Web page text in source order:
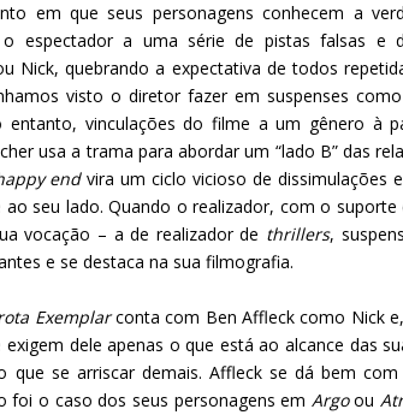
em que seus personagens conhecem a
espectador a uma série de pistas falsas e
Nick, quebrando a expectativa de todos
visto o diretor fazer em suspenses como
entanto, vinculações do filme a um gênero à
usa a trama para abordar um “lado B” das
endvira um ciclo vicioso de dissimulações
seu lado. Quando o realizador, com o
vocação – a de realizador de thrillers,
e se destaca na sua filmografia.
Exemplarconta com Ben Affleck como Nick
dele apenas o que está ao alcance das
que se arriscar demais. Affleck se dá bem
foi o caso dos seus personagens em Argoou